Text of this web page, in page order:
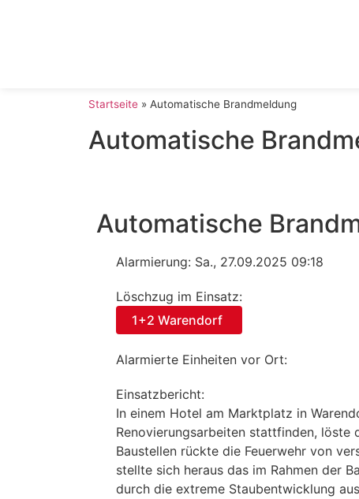
Startseite » Automatische Brandmeldung
Automatische
Automatische
Alarmierung: Sa., 27.09.2025 09:18
Löschzug im Einsatz:
1+2 Warendorf
Alarmierte Einheiten vor Ort:
Einsatzbericht:
In einem Hotel am Marktplatz in
Renovierungsarbeiten stattfinden, löste
Baustellen rückte die Feuerwehr von
stellte sich heraus das im Rahmen der
durch die extreme Staubentwicklung